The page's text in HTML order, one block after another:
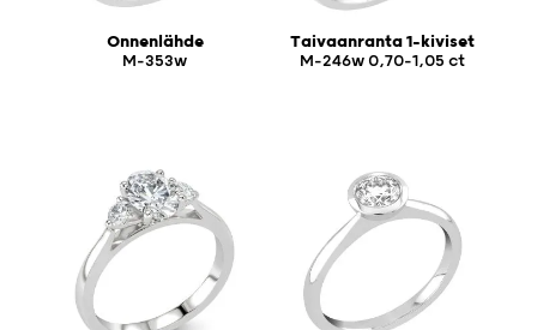
Onnenlähde
M-353w
Taivaanranta 1-kiviset
M-246w 0,70-1,05 ct